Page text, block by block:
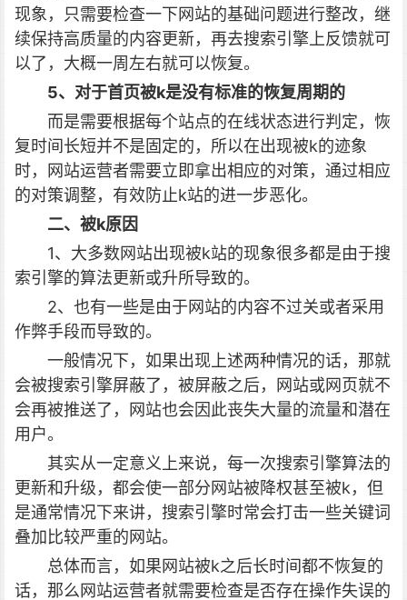
现象，只需要检查一下网站的基础问题进行整改，继
续保持高质量的内容更新，再去搜索引擎上反馈就可
以了，大概一周左右就可以恢复。
5、对于首页被k是没有标准的恢复周期的
而是需要根据每个站点的在线状态进行判定，恢
复时间长短并不是固定的，所以在出现被k的迹象
时，网站运营者需要立即拿出相应的对策，通过相应
的对策调整，有效防止k站的进一步恶化。
二、被k原因
1、大多数网站出现被k站的现象很多都是由于搜
索引擎的算法更新或升所导致的。
2、也有一些是由于网站的内容不过关或者采用
作弊手段而导致的。
一般情况下，如果出现上述两种情况的话，那就
会被搜索引擎屏蔽了，被屏蔽之后，网站或网页就不
会再被推送了，网站也会因此丧失大量的流量和潜在
用户。
其实从一定意义上来说，每一次搜索引擎算法的
更新和升级，都会使一部分网站被降权甚至被k，但
是通常情况下来讲，搜索引擎时常会打击一些关键词
叠加比较严重的网站。
总体而言，如果网站被k之后长时间都不恢复的
话，那么网站运营者就需要检查是否存在操作失误的